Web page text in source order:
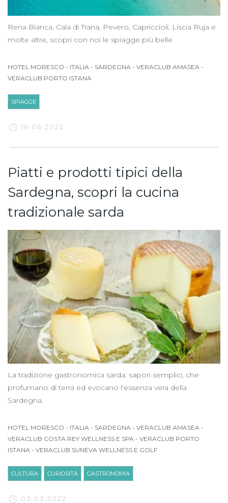
Rena Bianca, Cala di Trana, Pevero, Capriccioli, Liscia Ruja e
molte altre, scopri con noi le spiagge più belle
HOTEL MORESCO - ITALIA - SARDEGNA - VERACLUB AMASEA -
VERACLUB PORTO ISTANA
SPIAGGE
16.06.2022
Piatti e prodotti tipici della
Sardegna, scopri la cucina
tradizionale sarda
La tradizione gastronomica sarda: sapori semplici, che
profumano di terra ed evocano l'essenza vera della
Sardegna.
HOTEL MORESCO - ITALIA - SARDEGNA - VERACLUB AMASEA -
VERACLUB COSTA REY WELLNESS E SPA - VERACLUB PORTO
ISTANA - VERACLUB SUNEVA WELLNESS E GOLF
CULTURA CURIOSITÀ GASTRONOMIA
03.03.2022